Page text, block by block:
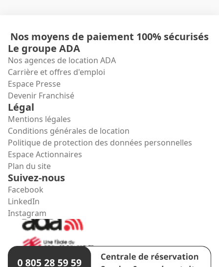
Nos moyens de paiement 100% sécurisés
Le groupe ADA
Nos agences de location ADA
Carrière et offres d'emploi
Espace Presse
Devenir Franchisé
Légal
Mentions légales
Conditions générales de location
Politique de protection des données personnelles
Espace Actionnaires
Plan du site
Suivez-nous
Facebook
LinkedIn
Instagram